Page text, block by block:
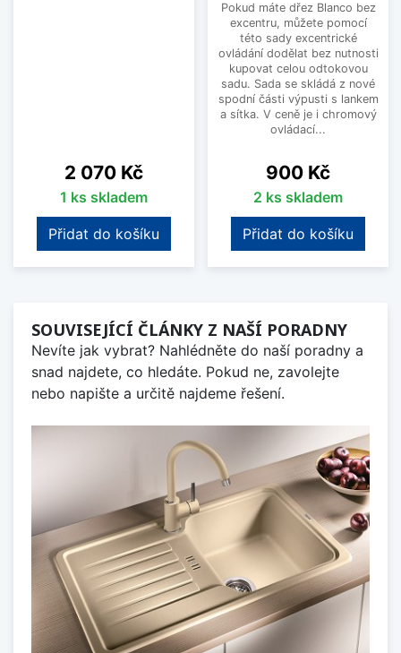
Cena
2 070 Kč
1 ks skladem
Přidat do košíku
Pokud máte dřez Blanco bez
excentru, můžete pomocí
této sady excentrické
ovládání dodělat bez nutnosti
kupovat celou odtokovou
sadu. Sada se skládá z nové
spodní části výpusti s lankem
a sítka. V ceně je i chromový
ovládací...
Cena
900 Kč
2 ks skladem
Přidat do košíku
SOUVISEJÍCÍ ČLÁNKY Z NAŠÍ PORADNY
Nevíte jak vybrat? Nahlédněte do naší poradny a
snad najdete, co hledáte. Pokud ne, zavolejte
nebo napište a určitě najdeme řešení.